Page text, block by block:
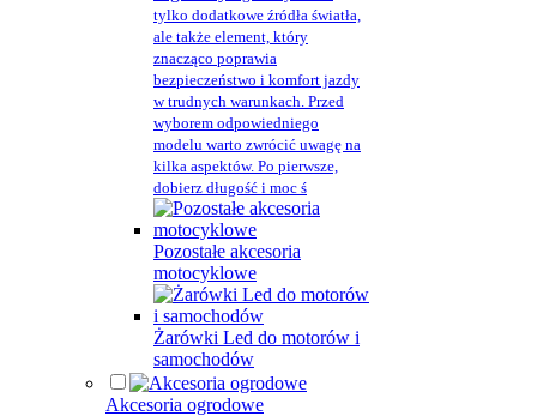
tylko dodatkowe źródła światła,
ale także element, który
znacząco poprawia
bezpieczeństwo i komfort jazdy
w trudnych warunkach. Przed
wyborem odpowiedniego
modelu warto zwrócić uwagę na
kilka aspektów. Po pierwsze,
dobierz długość i moc ś
Pozostałe akcesoria
motocyklowe
Żarówki Led do motorów i
samochodów
Akcesoria ogrodowe